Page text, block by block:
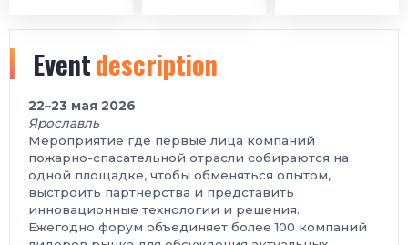
Eventdescription
22–23 мая 2026
Ярославль
Мероприятие где первые лица компаний
пожарно-спасательной отрасли собираются на
одной площадке, чтобы обменяться опытом,
выстроить партнёрства и представить
инновационные технологии и решения.
Ежегодно форум объединяет более 100 компаний